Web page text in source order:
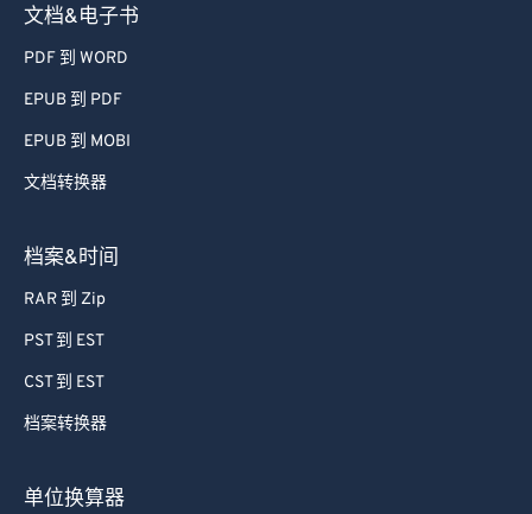
文档&电子书
PDF 到 WORD
EPUB 到 PDF
EPUB 到 MOBI
文档转换器
档案&时间
RAR 到 Zip
PST 到 EST
CST 到 EST
档案转换器
单位换算器